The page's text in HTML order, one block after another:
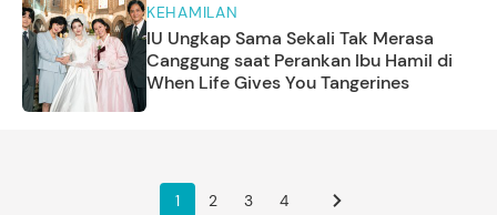
KEHAMILAN
IU Ungkap Sama Sekali Tak Merasa
Canggung saat Perankan Ibu Hamil di
When Life Gives You Tangerines
1 2 3 4